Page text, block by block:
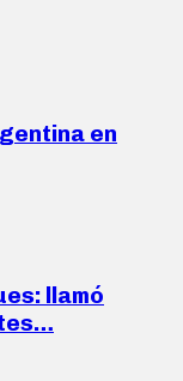
en
llamó